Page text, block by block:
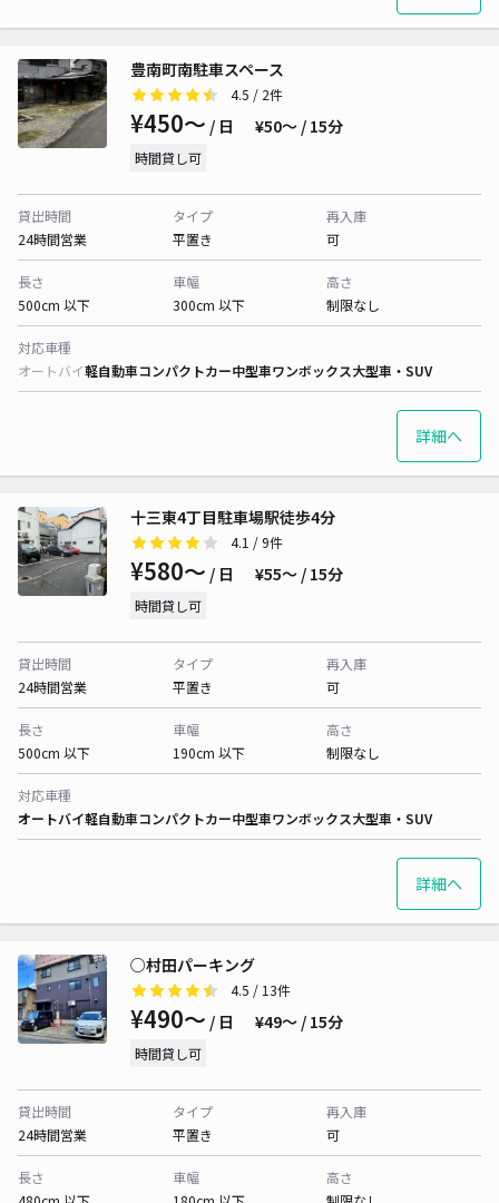
豊南町南駐車スペース
4.5 / 2件
¥450〜 / 日 ¥50〜 / 15分
時間貸し可
貸出時間
24時間営業
タイプ
平置き
再入庫
可
長さ
500cm 以下
車幅
300cm 以下
高さ
制限なし
対応車種
オートバイ軽自動車コンパクトカー中型車ワンボックス大型車・SUV
詳細へ
十三東4丁目駐車場駅徒歩4分
4.1 / 9件
¥580〜 / 日 ¥55〜 / 15分
時間貸し可
貸出時間
24時間営業
タイプ
平置き
再入庫
可
長さ
500cm 以下
車幅
190cm 以下
高さ
制限なし
対応車種
オートバイ軽自動車コンパクトカー中型車ワンボックス大型車・SUV
詳細へ
○村田パーキング
4.5 / 13件
¥490〜 / 日 ¥49〜 / 15分
時間貸し可
貸出時間
24時間営業
タイプ
平置き
再入庫
可
長さ
車幅
高さ